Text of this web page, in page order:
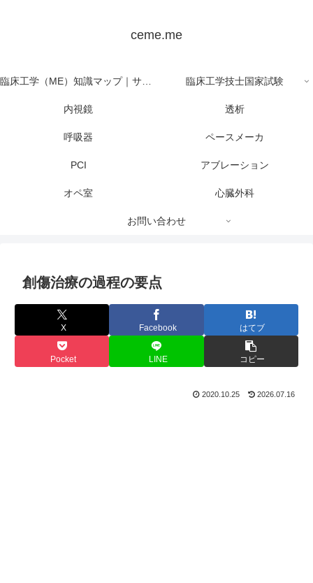
ceme.me
臨床工学（ME）知識マップ｜サイト全体の目次 臨床工学技士国家試験
内視鏡 透析
呼吸器 ペースメーカ
PCI アブレーション
オペ室 心臓外科
お問い合わせ
創傷治療の過程の要点
X Facebook はてブ
Pocket LINE コピー
2020.10.25 2026.07.16